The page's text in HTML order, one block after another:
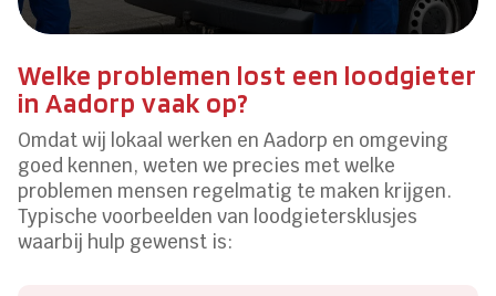
Welke problemen lost een loodgieter
in Aadorp vaak op?
Omdat wij lokaal werken en Aadorp en omgeving
goed kennen, weten we precies met welke
problemen mensen regelmatig te maken krijgen.
Typische voorbeelden van loodgietersklusjes
waarbij hulp gewenst is: